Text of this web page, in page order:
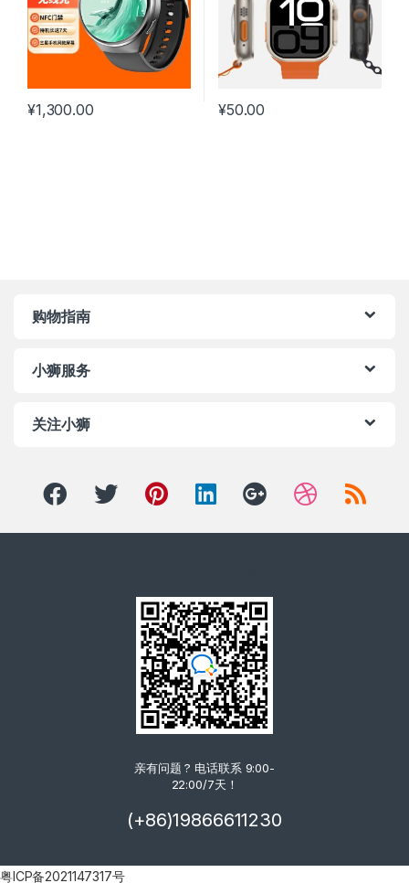
¥1,300.00 ¥50.00
购物指南
小狮服务
关注小狮
亲有问题 ? 电话联系 9:00-
22:00/7天！
(+86)19866611230
粤ICP备2021147317号